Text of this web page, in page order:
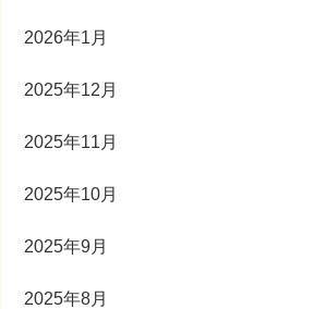
2026年1月
2025年12月
2025年11月
2025年10月
2025年9月
2025年8月